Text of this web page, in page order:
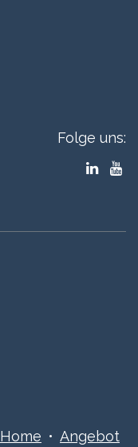
Folge uns:
Home • Angebot